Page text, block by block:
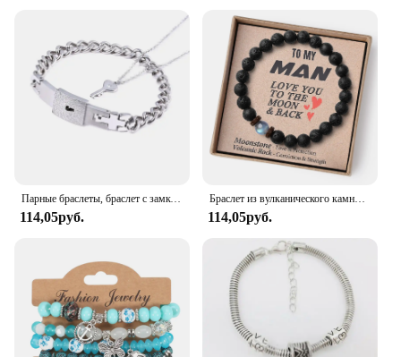
Парные браслеты, браслет с замком в форме сердца и ожерелье с ключом, чокер из нержавеющей стали, ювелирные изделия для влюбленных
114,05руб.
Браслет из вулканического камня Kirykle для моего сына, эластичная веревка, подарок отцу на День отца, браслет из вулканического камня лунного камня для мужчин и женщин
114,05руб.